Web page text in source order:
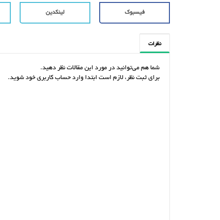
فیسبوک لینکدین
نظرات
شما هم می‌توانید در مورد این مقالات نظر دهید.
برای ثبت نظر، لازم است ابتدا وارد حساب کاربری خود شوید.